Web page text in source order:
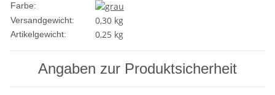
Farbe:
Versandgewicht:
0,30 kg
Artikelgewicht: 0,25 kg
Angaben zur Produktsicherheit